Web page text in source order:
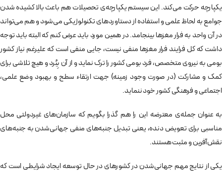
یکپارچه حرکت می‌کند. این سیستم یکپارچه‌ی تحصیلات هم باعث بالا کشیده شدن
جوامع به لحاظ علمی و استفاده از دستاوردهای تکنولوژیکی می‌شود و هم می‌تواند
در آن واحد به فرار مغزها بینجامد. در همین مورد باید عرض کنم که البته باید توجه
داشت که کل فرایند فرار مغزها منفی نیست، جایی منفی است که علیرغم نیاز کشور
بومی به نیروی متخصص، فرد بومی کشور را ترک نماید و از آن بِبُرد و هیچ تلاشی برای
کمک و مشارکت (در صورت وجود زمینه) جهت ارتقاء سطح و بهبود وضع علمی،
اجتماعی و فرهنگی کشور خود ننماید.
به عنوان جمله­‌ی معترضه این را هم گذرا بگویم که سازمان‌های غیردولتی محل
مناسبی برای تعویض دنده، یعنی تبدیل جنبه‌های منفی جهانی‌شدن به جنبه‌های
نقش‌آفرین و مثبت هستند.
یکی از نتایج مهم جهانی‌شدن در کشورهای در حال توسعه ایجاد شرایطی است که